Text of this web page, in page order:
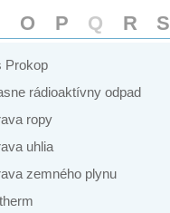
O P Q R S
Prokop
rádioaktívny odpad
ropy
uhlia
zemného plynu